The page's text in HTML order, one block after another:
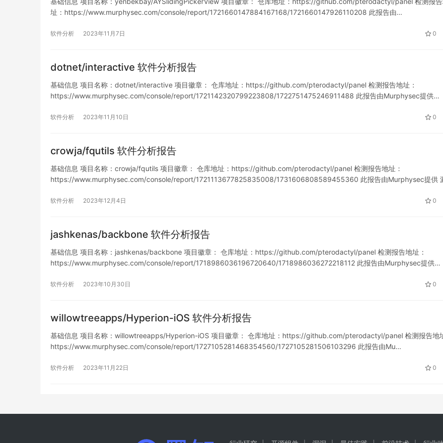
址：https://www.murphysec.com/console/report/1721660147884167168/1721660147926110208 此报告由…
软件分析 2023年11月7日 0
dotnet/interactive 软件分析报告
基础信息 项目名称：dotnet/interactive 项目徽章： 仓库地址：https://github.com/pterodactyl/panel 检测报告地址：
https://www.murphysec.com/console/report/1721142320799223808/1722751475246911488 此报告由Murphysec提供…
软件分析 2023年11月10日 0
crowja/fqutils 软件分析报告
基础信息 项目名称：crowja/fqutils 项目徽章： 仓库地址：https://github.com/pterodactyl/panel 检测报告地址：
https://www.murphysec.com/console/report/1721113677825835008/1731606808589455360 此报告由Murphysec提供
软件分析 2023年12月4日 0
jashkenas/backbone 软件分析报告
基础信息 项目名称：jashkenas/backbone 项目徽章： 仓库地址：https://github.com/pterodactyl/panel 检测报告地址：
https://www.murphysec.com/console/report/1718986036196720640/1718986036272218112 此报告由Murphysec提供…
软件分析 2023年10月30日 0
willowtreeapps/Hyperion-iOS 软件分析报告
基础信息 项目名称：willowtreeapps/Hyperion-iOS 项目徽章： 仓库地址：https://github.com/pterodactyl/panel 检测报告地
https://www.murphysec.com/console/report/1727105281468354560/1727105281506103296 此报告由Mu…
软件分析 2023年11月22日 0